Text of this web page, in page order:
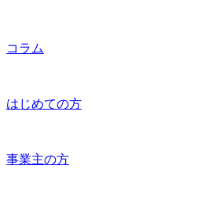
コラム
はじめての方
事業主の方